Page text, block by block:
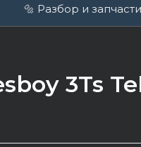
🔩 Разбор и запчасти
3Ts